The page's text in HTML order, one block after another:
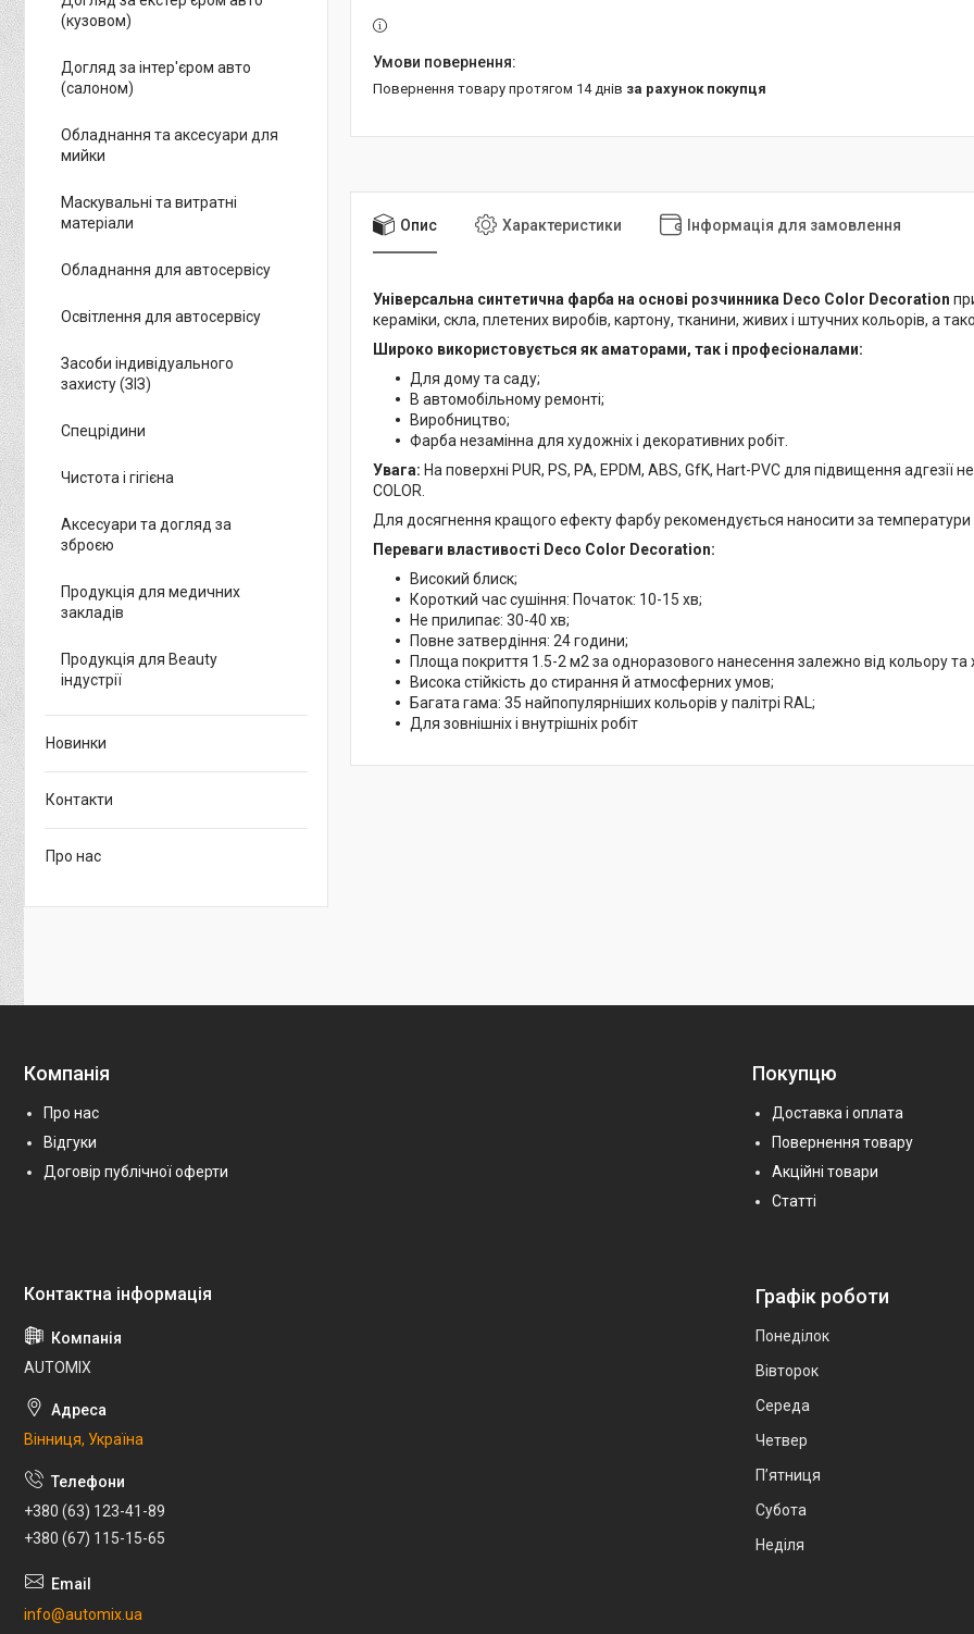
повернення товару протягом 14 днів за рахунок покупця
Опис Характеристики Інформація для замовлення
Універсальна синтетична фарба на основі розчинника Deco Color Decoration
кераміки, скла, плетених виробів, картону, тканини, живих і штучних кольорів, а
Широко використовується як аматорами, так і професіоналами:
Для дому та саду;
В автомобільному ремонті;
Виробництво;
Фарба незамінна для художніх і декоративних робіт.
Увага: На поверхні PUR, PS, PA, EPDM, ABS, GfK, Hart-PVC для підвищення
COLOR.
Для досягнення кращого ефекту фарбу рекомендується наносити за температури
Переваги властивості Deco Color Decoration:
Високий блиск;
Короткий час сушіння: Початок: 10-15 хв;
Не прилипає: 30-40 хв;
Повне затвердіння: 24 години;
Площа покриття 1.5-2 м2 за одноразового нанесення залежно від кольору та
Висока стійкість до стирання й атмосферних умов;
Багата гама: 35 найпопулярніших кольорів у палітрі RAL;
Для зовнішніх і внутрішніх робіт
(кузовом)
Догляд за інтер'єром авто
(салоном)
Обладнання та аксесуари для
мийки
Маскувальні та витратні
матеріали
Обладнання для автосервісу
Освітлення для автосервісу
Засоби індивідуального
захисту (ЗІЗ)
Спецрідини
Чистота і гігієна
Аксесуари та догляд за
зброєю
Продукція для медичних
закладів
Продукція для Beauty
індустрії
Новинки
Контакти
Про нас
Компанія
Про нас
Відгуки
Договір публічної оферти
Покупцю
Доставка і оплата
Повернення товару
Акційні товари
Статті
AUTOMIX
Вінниця, Україна
+380 (63) 123-41-89
+380 (67) 115-15-65
info@automix.ua
Графік роботи
Понеділок
Вівторок
Середа
Четвер
Пʼятниця
Субота
Неділя